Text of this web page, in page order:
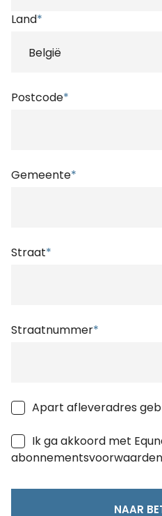
Land*
Postcode*
Gemeente*
Straat*
Straatnummer*
Apart afleveradres
Ik ga akkoord met
abonnementsvoorwaarden
NAAR